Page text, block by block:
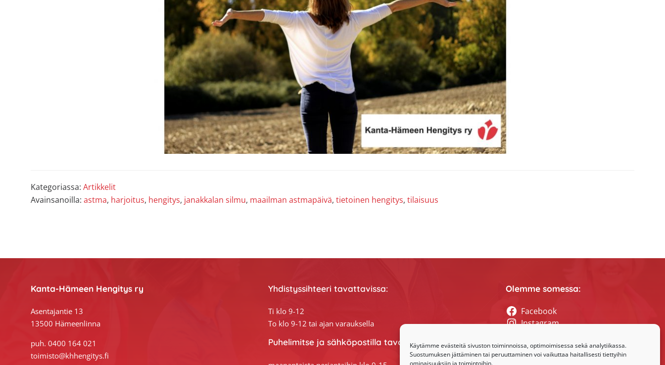
Käytämme evästeitä sivuston toiminnoissa, optimoimisessa sekä analytiikassa.
Suostumuksen jättäminen tai peruuttaminen voi vaikuttaa haitallisesti tiettyihin
ominaisuuksiin ja toimintoihin.
Kategoriassa: Artikkelit
Avainsanoilla: astma, harjoitus, hengitys, janakkalan silmu, maailman astmapäivä, tietoinen hengitys, tilaisuus
Kanta-Hämeen Hengitys ry
Asentajantie 13
13500 Hämeenlinna
puh. 0400 164 021
toimisto@khhengitys.fi
Yhdistyssihteeri tavattavissa:
Ti klo 9-12
To klo 9-12 tai ajan varauksella
Puhelimitse ja sähköpostilla tavoitat yhdistyssihteerin
Olemme somessa:
Facebook
Instagram